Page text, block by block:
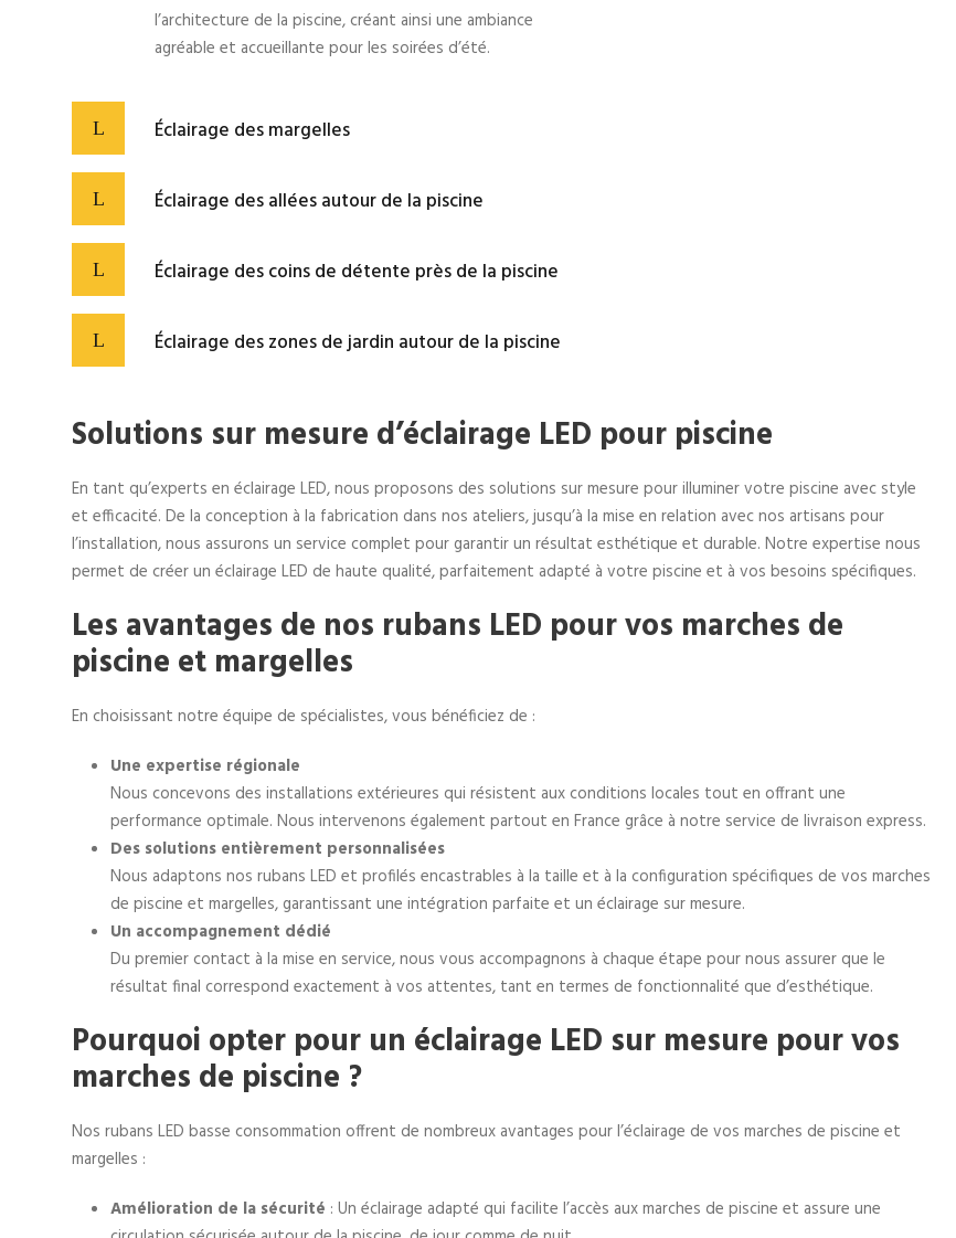
l’architecture de la piscine, créant ainsi une ambiance
agréable et accueillante pour les soirées d’été.
Éclairage des margelles
Éclairage des allées autour de la piscine
Éclairage des coins de détente près de la piscine
Éclairage des zones de jardin autour de la piscine
Solutions sur mesure d’éclairage LED pour piscine
En tant qu’experts en éclairage LED, nous proposons des solutions sur mesure pour illuminer votre piscine avec style
et efficacité. De la conception à la fabrication dans nos ateliers, jusqu’à la mise en relation avec nos artisans pour
l’installation, nous assurons un service complet pour garantir un résultat esthétique et durable. Notre expertise nous
permet de créer un éclairage LED de haute qualité, parfaitement adapté à votre piscine et à vos besoins spécifiques.
Les avantages de nos rubans LED pour vos marches de
piscine et margelles
En choisissant notre équipe de spécialistes, vous bénéficiez de :
Une expertise régionale
Nous concevons des installations extérieures qui résistent aux conditions locales tout en offrant une
performance optimale. Nous intervenons également partout en France grâce à notre service de livraison express.
Des solutions entièrement personnalisées
Nous adaptons nos rubans LED et profilés encastrables à la taille et à la configuration spécifiques de vos marches
de piscine et margelles, garantissant une intégration parfaite et un éclairage sur mesure.
Un accompagnement dédié
Du premier contact à la mise en service, nous vous accompagnons à chaque étape pour nous assurer que le
résultat final correspond exactement à vos attentes, tant en termes de fonctionnalité que d’esthétique.
Pourquoi opter pour un éclairage LED sur mesure pour vos
marches de piscine ?
Nos rubans LED basse consommation offrent de nombreux avantages pour l’éclairage de vos marches de piscine et
margelles :
Amélioration de la sécurité : Un éclairage adapté qui facilite l’accès aux marches de piscine et assure une